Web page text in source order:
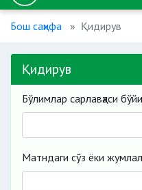
Бош саҳифа Қидирув
Қидирув
Бўлимлар сарлавҳаси
Матндаги сўз ёки